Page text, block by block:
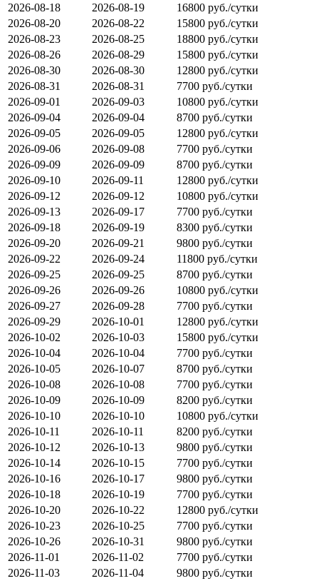
2026-08-18
2026-08-19
16800 руб./сутки
2026-08-20
2026-08-22
15800 руб./сутки
2026-08-23
2026-08-25
18800 руб./сутки
2026-08-26
2026-08-29
15800 руб./сутки
2026-08-30
2026-08-30
12800 руб./сутки
2026-08-31
2026-08-31
7700 руб./сутки
2026-09-01
2026-09-03
10800 руб./сутки
2026-09-04
2026-09-04
8700 руб./сутки
2026-09-05
2026-09-05
12800 руб./сутки
2026-09-06
2026-09-08
7700 руб./сутки
2026-09-09
2026-09-09
8700 руб./сутки
2026-09-10
2026-09-11
12800 руб./сутки
2026-09-12
2026-09-12
10800 руб./сутки
2026-09-13
2026-09-17
7700 руб./сутки
2026-09-18
2026-09-19
8300 руб./сутки
2026-09-20
2026-09-21
9800 руб./сутки
2026-09-22
2026-09-24
11800 руб./сутки
2026-09-25
2026-09-25
8700 руб./сутки
2026-09-26
2026-09-26
10800 руб./сутки
2026-09-27
2026-09-28
7700 руб./сутки
2026-09-29
2026-10-01
12800 руб./сутки
2026-10-02
2026-10-03
15800 руб./сутки
2026-10-04
2026-10-04
7700 руб./сутки
2026-10-05
2026-10-07
8700 руб./сутки
2026-10-08
2026-10-08
7700 руб./сутки
2026-10-09
2026-10-09
8200 руб./сутки
2026-10-10
2026-10-10
10800 руб./сутки
2026-10-11
2026-10-11
8200 руб./сутки
2026-10-12
2026-10-13
9800 руб./сутки
2026-10-14
2026-10-15
7700 руб./сутки
2026-10-16
2026-10-17
9800 руб./сутки
2026-10-18
2026-10-19
7700 руб./сутки
2026-10-20
2026-10-22
12800 руб./сутки
2026-10-23
2026-10-25
7700 руб./сутки
2026-10-26
2026-10-31
9800 руб./сутки
2026-11-01
2026-11-02
7700 руб./сутки
2026-11-03
2026-11-04
9800 руб./сутки